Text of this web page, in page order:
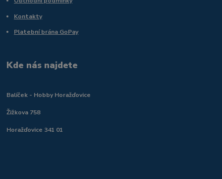
Kontakty
Platební brána GoPay
Kde nás najdete
Balíček - Hobby Horažďovice
Žižkova 758
Horažďovice 341 01